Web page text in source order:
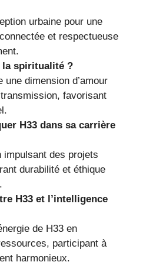
urbaine pour une
et respectueuse
la spiritualité ?
une dimension d’amour
favorisant
H33 dans sa carrière
impulsant des projets
durabilité et éthique
H33 et l’intelligence
de H33 en
participant à
harmonieux.